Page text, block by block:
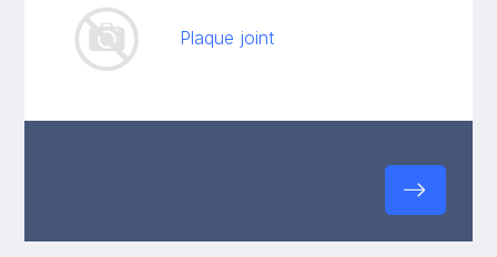
Plaque joint